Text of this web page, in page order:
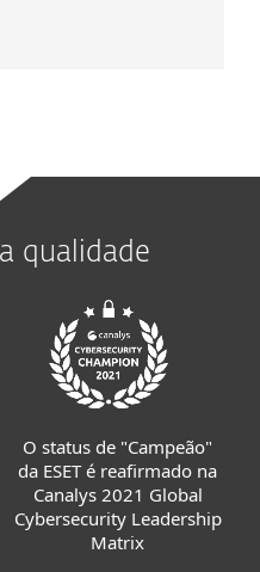
qualidade
O status de "Campeão"
da ESET é reafirmado na
Canalys 2021 Global
Cybersecurity Leadership
Matrix